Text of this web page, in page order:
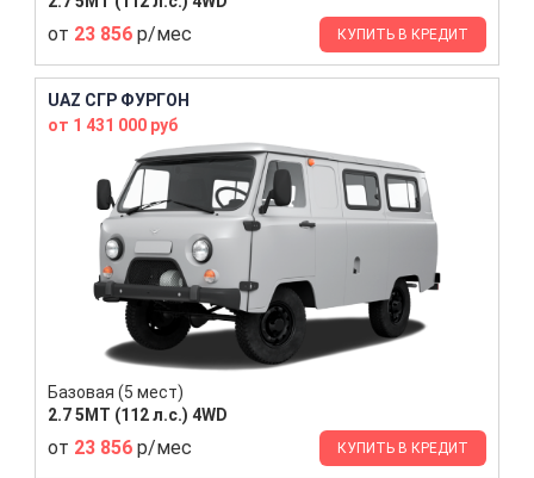
от 23 856 р/мес КУПИТЬ В КРЕДИТ
UAZ СГР ФУРГОН
от 1 431 000 руб
Базовая (5 мест)
2.7 5MT (112 л.с.) 4WD
от 23 856 р/мес КУПИТЬ В КРЕДИТ